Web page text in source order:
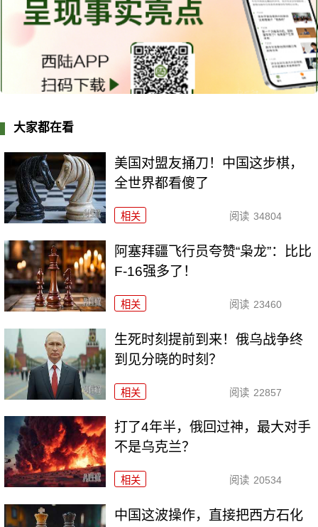
大家都在看
美国对盟友捅刀！中国这步棋，
全世界都看傻了
相关 阅读 34804
阿塞拜疆飞行员夸赞“枭龙”：比比
F-16强多了！
相关 阅读 23460
生死时刻提前到来！俄乌战争终
到见分晓的时刻？
相关 阅读 22857
打了4年半，俄回过神，最大对手
不是乌克兰？
相关 阅读 20534
中国这波操作，直接把西方石化